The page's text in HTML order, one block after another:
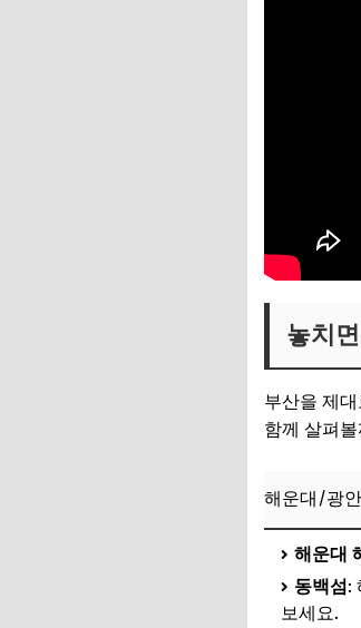
놓치
부산을 제
함께 살펴볼
해운대/광
해운대
동백섬:
보세요.